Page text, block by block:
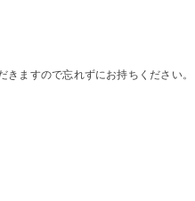
ますので忘れずにお持ちください。